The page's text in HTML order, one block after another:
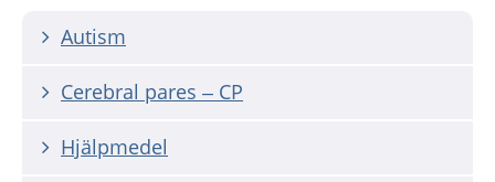
Autism
Cerebral pares – CP
Hjälpmedel